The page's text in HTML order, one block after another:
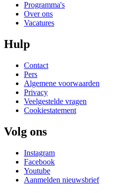
Programma's
Over ons
Vacatures
Hulp
Contact
Pers
Algemene voorwaarden
Privacy
Veelgestelde vragen
Cookiestatement
Volg ons
Instagram
Facebook
Youtube
Aanmelden nieuwsbrief